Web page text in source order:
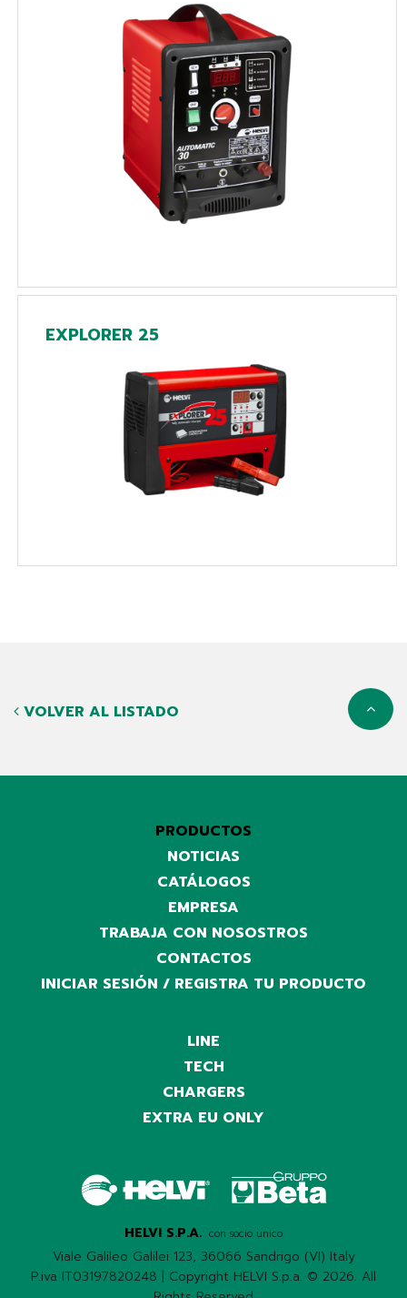
EXPLORER 25
VOLVER AL LISTADO
PRODUCTOS
NOTICIAS
CATÁLOGOS
EMPRESA
TRABAJA CON NOSOSTROS
CONTACTOS
INICIAR SESIÓN / REGISTRA TU PRODUCTO
LINE
TECH
CHARGERS
EXTRA EU ONLY
HELVI S.P.A. con socio unico
Viale Galileo Galilei 123, 36066 Sandrigo (VI) Italy
P.iva IT03197820248 | Copyright HELVI S.p.a. © 2026. All